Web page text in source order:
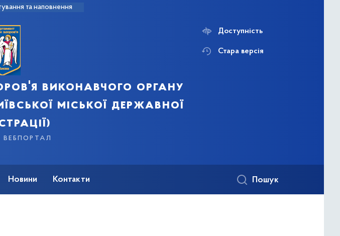
та наповнення
виконавчого органу
міської державної
вебпортал
Доступність
Стара версія
Новини Контакти Пошук